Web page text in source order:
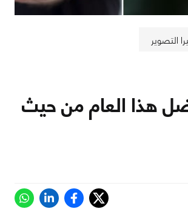
التصوير
هذا العام من حيث